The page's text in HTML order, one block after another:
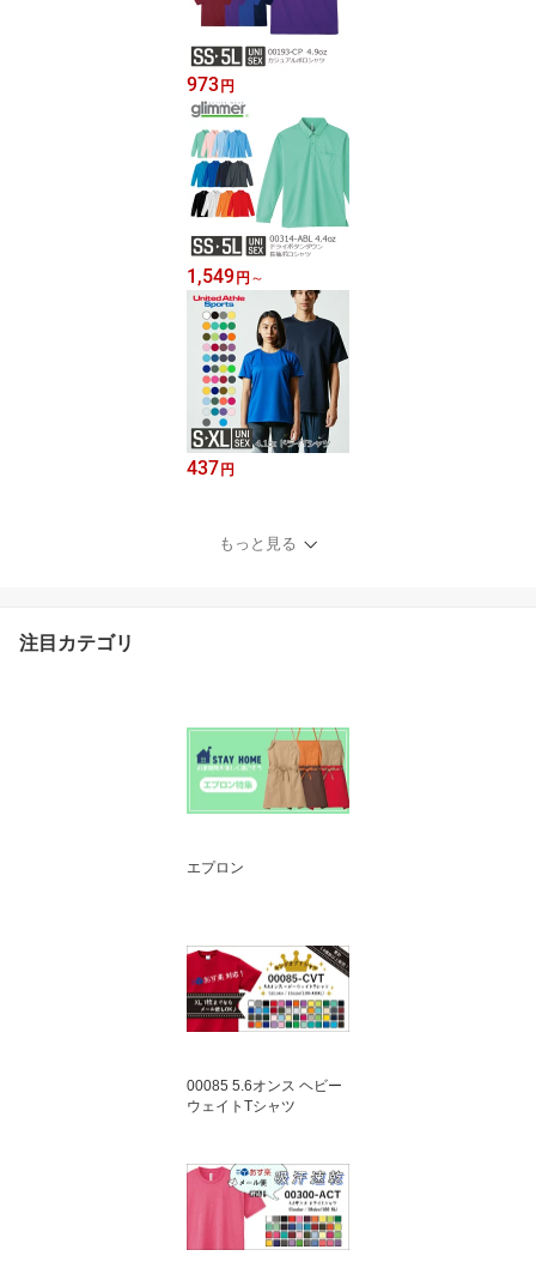
973円
1,549円 ～
437円
もっと見る
注目カテゴリ
エプロン
00085 5.6オンス ヘビー
ウェイトTシャツ